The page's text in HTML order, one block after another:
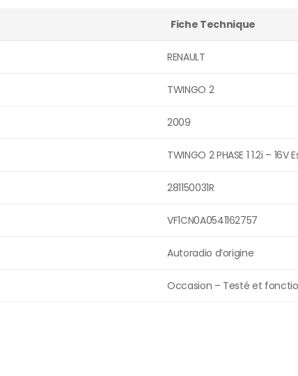
Fiche Technique
RENAULT
TWINGO 2
2009
TWINGO 2 PHASE 1 1.2i – 16V
281150031R
VF1CN0A0541162757
Autoradio d’origine
Occasion – Testé et